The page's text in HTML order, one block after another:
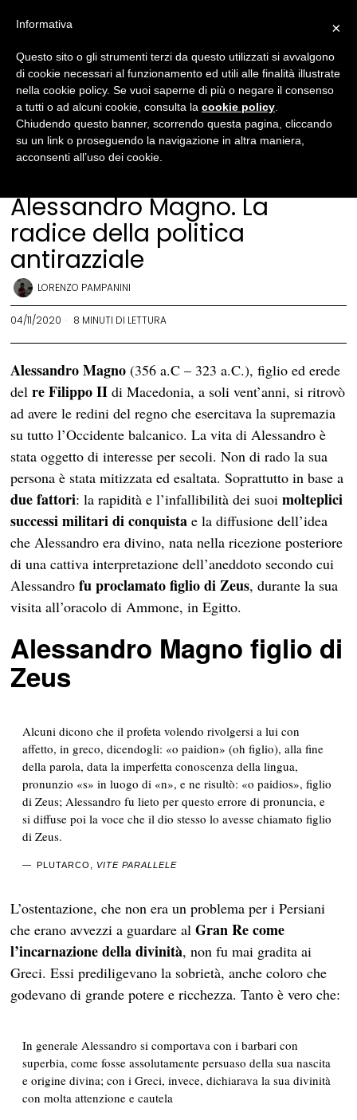
Alessandro Magno. La
radice della politica
antirazziale
LORENZO PAMPANINI
04/11/2020 8 MINUTI DI LETTURA
Alessandro Magno (356 a.C – 323 a.C.), figlio ed erede
delre Filippo IIdi Macedonia, a soli vent’anni, si ritrovò
ad avere le redini del regno che esercitava la supremazia
su tutto l’Occidente balcanico. La vita di Alessandro è
stata oggetto di interesse per secoli. Non di rado la sua
persona è stata mitizzata ed esaltata. Soprattutto in base a
due fattori: la rapidità e l’infallibilità dei suoimolteplici
successi militari di conquista e la diffusione dell’idea
che Alessandro era divino, nata nella ricezione posteriore
di una cattiva interpretazione dell’aneddoto secondo cui
Alessandrofu proclamato figlio di Zeus, durante la sua
visita all’oracolo di Ammone, in Egitto.
Alessandro Magno figlio di
Zeus
Alcuni dicono che il profeta volendo rivolgersi a lui con
affetto, in greco, dicendogli: «o paidion» (oh figlio), alla fine
della parola, data la imperfetta conoscenza della lingua,
pronunzio «s» in luogo di «n», e ne risultò: «o paidios», figlio
di Zeus; Alessandro fu lieto per questo errore di pronuncia, e
si diffuse poi la voce che il dio stesso lo avesse chiamato figlio
di Zeus.
PLUTARCO, VITE PARALLELE
L’ostentazione, che non era un problema per i Persiani
che erano avvezzi a guardare alGran Re come
l’incarnazione della divinità, non fu mai gradita ai
Greci. Essi prediligevano la sobrietà, anche coloro che
godevano di grande potere e ricchezza. Tanto è vero che:
In generale Alessandro si comportava con i barbari con
superbia, come fosse assolutamente persuaso della sua nascita
e origine divina; con i Greci, invece, dichiarava la sua divinità
con molta attenzione e cautela
×
Informativa
Questo sito o gli strumenti terzi da questo utilizzati si avvalgono
di cookie necessari al funzionamento ed utili alle finalità illustrate
nella cookie policy. Se vuoi saperne di più o negare il consenso
a tutti o ad alcuni cookie, consulta la cookie policy
Chiudendo questo banner, scorrendo questa pagina, cliccando
su un link o proseguendo la navigazione in altra maniera,
acconsenti all’uso dei cookie.